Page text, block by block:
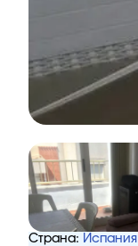
Страна: Испания